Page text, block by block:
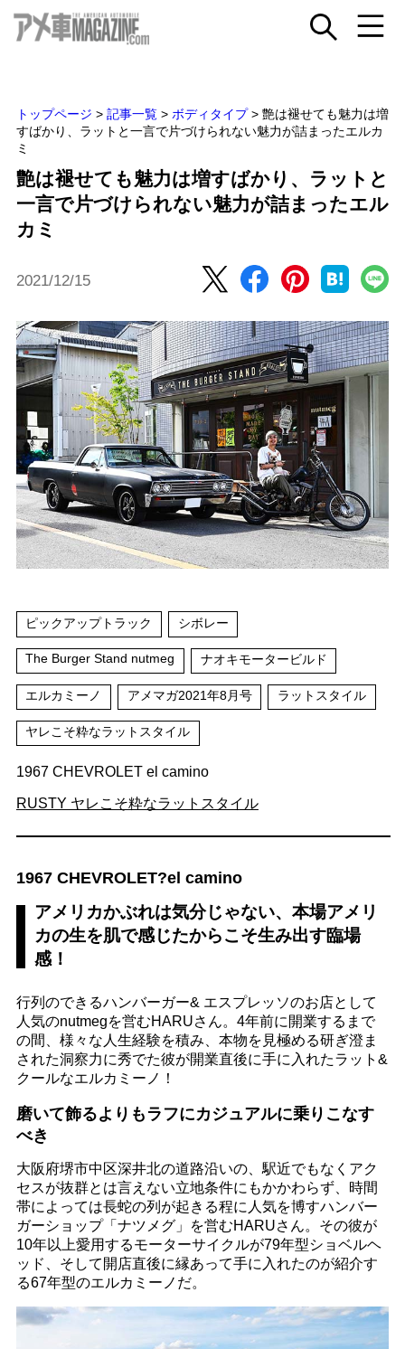
トップページ > 記事一覧 > ボディタイプ > 艶は褪せても魅力は増
すばかり、ラットと一言で片づけられない魅力が詰まったエルカ
ミ
艶は褪せても魅力は増すばかり、ラットと
一言で片づけられない魅力が詰まったエル
カミ
2021/12/15
ピックアップトラック シボレー
The Burger Stand nutmeg ナオキモータービルド
エルカミーノ アメマガ2021年8月号 ラットスタイル
ヤレこそ粋なラットスタイル
1967 CHEVROLET el camino
RUSTY ヤレこそ粋なラットスタイル
1967 CHEVROLET?el camino
アメリカかぶれは気分じゃない、本場アメリ
カの生を肌で感じたからこそ生み出す臨場
感！
行列のできるハンバーガー& エスプレッソのお店として
人気のnutmegを営むHARUさん。4年前に開業するまで
の間、様々な人生経験を積み、本物を見極める研ぎ澄ま
された洞察力に秀でた彼が開業直後に手に入れたラット&
クールなエルカミーノ！
磨いて飾るよりもラフにカジュアルに乗りこなす
べき
大阪府堺市中区深井北の道路沿いの、駅近でもなくアク
セスが抜群とは言えない立地条件にもかかわらず、時間
帯によっては長蛇の列が起きる程に人気を博すハンバー
ガーショップ「ナツメグ」を営むHARUさん。その彼が
10年以上愛用するモーターサイクルが79年型ショベルヘ
ッド、そして開店直後に縁あって手に入れたのが紹介す
る67年型のエルカミーノだ。